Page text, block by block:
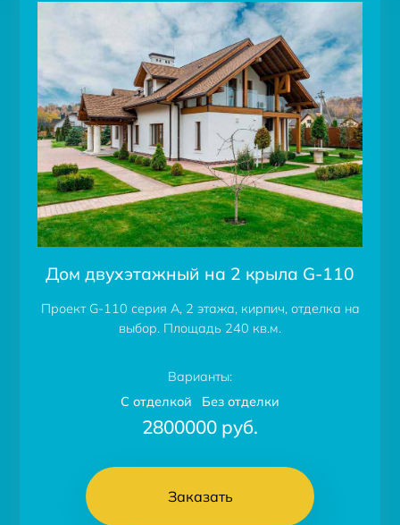
Дом двухэтажный на 2 крыла G-110
Проект G-110 серия А, 2 этажа, кирпич, отделка на
выбор. Площадь 240 кв.м.
Варианты:
С отделкой
Без отделки
2800000 руб.
Заказать